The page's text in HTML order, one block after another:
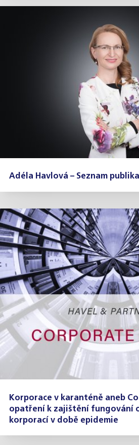
Adéla Havlová – Seznam
Korporace v karanténě aneb
opatření k zajištění fungování
korporací v době epidemie